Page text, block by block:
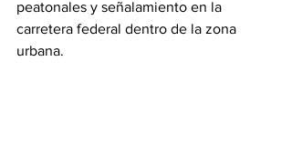
peatonales y señalamiento en la
carretera federal dentro de la zona
urbana.